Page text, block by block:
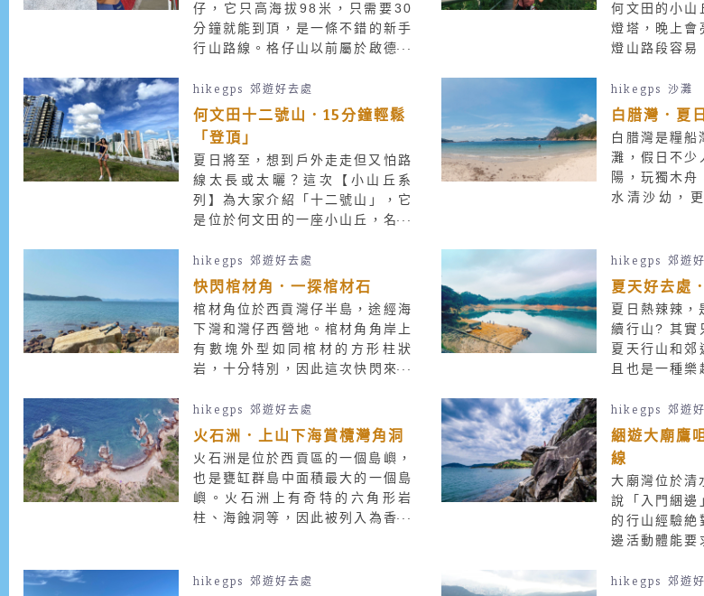
仔，它只高海拔98米，只需要30
分鐘就能到頂，是一條不錯的新手
行山路線。格仔山以前屬於啟德機
仔，好讓機師清晰可見。啟德機場
關閉以後格仔山掃上灰色，直至早
前再次塗上紅白格仔斜坡，景色開
揚，很有歷史風味。
何文田的小山
燈塔，晚上會
燈山路段容易
一覽無遺，是
hikegps 郊遊好去處
何文田十二號山．15分鐘輕鬆
「登頂」
夏日將至，想到戶外走走但又怕路
線太長或太曬？這次【小山丘系
列】為大家介紹「十二號山」，它
是位於何文田的一座小山丘，名稱
嶺，居民又稱「紅磡山」。由何文
田站出發，15分鐘內即可到十二
附近居民也經常到此晨運及休憩。
hikegps 沙灘
白腊灣．夏
白腊灣是糧船
灘，假日不少
陽，玩獨木舟
水清沙幼，
hikegps 郊遊好去處
快閃棺材角．一探棺材石
棺材角位於西貢灣仔半島，途經海
下灣和灣仔西營地。棺材角角岸上
有數塊外型如同棺材的方形柱狀
岩，十分特別，因此這次快閃來回
稍為茂密或難辨，建議有經驗人士
帶領。
hikegps 郊遊
夏天好去處
夏日熱辣辣，
續行山? 其實
夏天行山和郊
且也是一種樂
大家也要做好
hikegps 郊遊好去處
火石洲．上山下海賞欖灣角洞
火石洲是位於西貢區的一個島嶼，
也是甕缸群島中面積最大的一個島
嶼。火石洲上有奇特的六角形岩
柱、海蝕洞等，因此被列入為香港
巨大的海蝕拱仍是東海奇景之一。
hikegps 郊遊
綑遊大廟鷹
線
大廟灣位於清
說「入門綑邊
的行山經驗絶
邊活動體能要
外的人也不少
hikegps 郊遊好去處 hikegps 郊遊